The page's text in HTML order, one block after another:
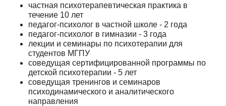
частная психотерапевтическая практика в
течение 10 лет
педагог-психолог в частной школе - 2 года
педагог-психолог в гимназии - 3 года
лекции и семинары по психотерапии для
студентов МГПУ
соведущая сертифицированной программы по
детской психотерапии - 5 лет
соведущая тренингов и семинаров
психодинамического и аналитического
направления